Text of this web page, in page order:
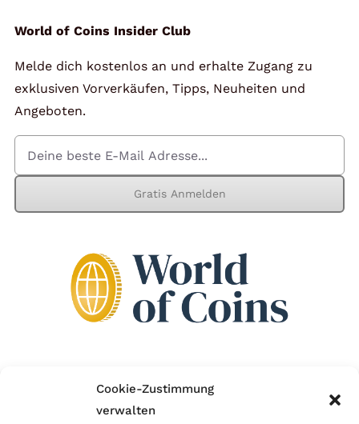
Cookie-Zustimmung
verwalten
Kontakt
Mein Konto
Warenkorb
World of Coins Insider Club
Melde dich kostenlos an und erhalte Zugang zu
exklusiven Vorverkäufen, Tipps, Neuheiten und
Angeboten.
Gratis Anmelden
Wir sind Mitglied im Händlerbund!